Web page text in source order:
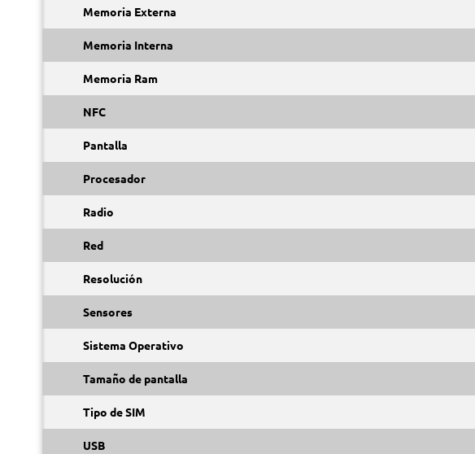
Memoria Externa
Memoria Interna
Memoria Ram
NFC
Pantalla
Procesador
Radio
Red
Resolución
Sensores
Sistema Operativo
Tamaño de pantalla
Tipo de SIM
USB